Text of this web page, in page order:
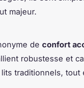
majeur.
de confort
robustesse et
traditionnels, tout